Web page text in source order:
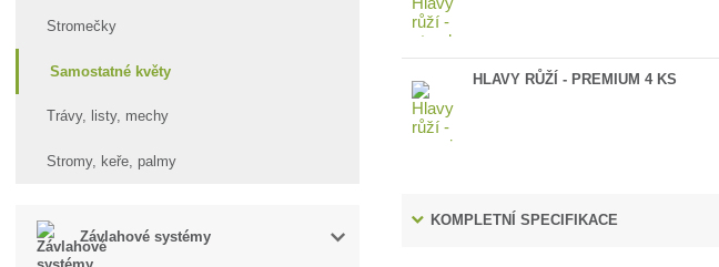
Stromečky
Samostatné květy
Trávy, listy, mechy
Stromy, keře, palmy
Závlahové systémy
HLAVY RŮŽÍ - PREMIUM 4 KS
KOMPLETNÍ SPECIFIKACE